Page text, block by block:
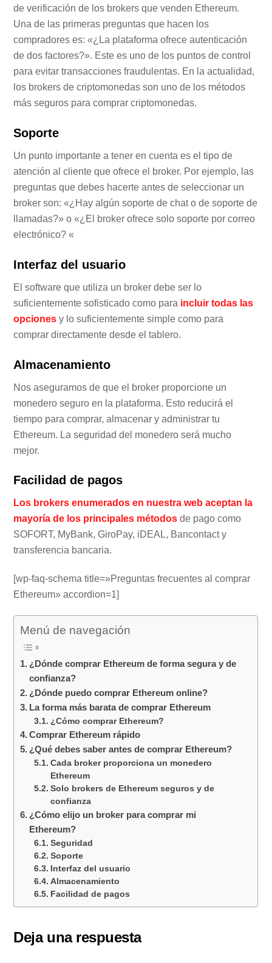
de verificación de los brokers que venden Ethereum.
Una de las primeras preguntas que hacen los
compradores es:«¿La plataforma ofrece autenticación
de dos factores?». Este es uno de los puntos de control
para evitar transacciones fraudulentas. En la actualidad,
los brokers de criptomonedas son uno de los métodos
más seguros para comprar criptomonedas.
Soporte
Un punto importante a tener en cuenta es el tipo de
atención al cliente que ofrece el broker. Por ejemplo, las
preguntas que debes hacerte antes de seleccionar un
broker son: «¿Hay algún soporte de chat o de soporte de
llamadas?» o «¿El broker ofrece solo soporte por correo
electrónico? «
Interfaz del usuario
El software que utiliza un broker debe ser lo
suficientemente sofisticado como para incluir todas las
opciones y lo suficientemente simple como para
comprar directamente desde el tablero.
Almacenamiento
Nos aseguramos de que el broker proporcione un
monedero seguro en la plataforma. Esto reducirá el
tiempo para comprar, almacenar y administrar tu
Ethereum. La seguridad del monedero será mucho
mejor.
Facilidad de pagos
Los brokers enumerados en nuestra web aceptan la
mayoría de los principales métodos de pago como
SOFORT, MyBank, GiroPay, iDEAL, Bancontact y
transferencia bancaria.
[wp-faq-schema title=»Preguntas frecuentes al comprar
Ethereum» accordion=1]
Menú de navegación
¿Dónde comprar Ethereum de forma segura y de
confianza?
¿Dónde puedo comprar Ethereum online?
La forma más barata de comprar Ethereum
¿Cómo comprar Ethereum?
Comprar Ethereum rápido
¿Qué debes saber antes de comprar Ethereum?
Cada broker proporciona un monedero
Ethereum
Solo brokers de Ethereum seguros y de
confianza
¿Cómo elijo un broker para comprar mi
Ethereum?
Seguridad
Soporte
Interfaz del usuario
Almacenamiento
Facilidad de pagos
Deja una respuesta